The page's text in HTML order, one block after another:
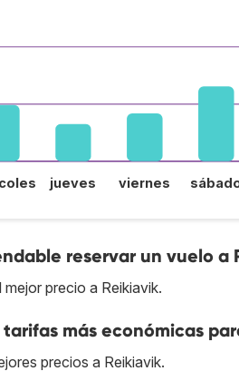
jueves viernes
reservar un vuelo a
precio a Reikiavik.
más económicas
precios a Reikiavik.